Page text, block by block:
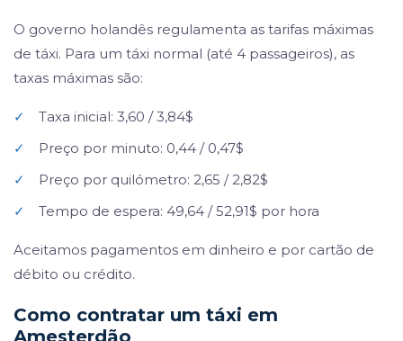
O governo holandês regulamenta as tarifas máximas
de táxi. Para um táxi normal (até 4 passageiros), as
taxas máximas são:
✓
Taxa inicial: 3,60 / 3,84$
✓
Preço por minuto: 0,44 / 0,47$
✓
Preço por quilómetro: 2,65 / 2,82$
✓
Tempo de espera: 49,64 / 52,91$ por hora
Aceitamos pagamentos em dinheiro e por cartão de
débito ou crédito.
Como contratar um táxi em
Amesterdão